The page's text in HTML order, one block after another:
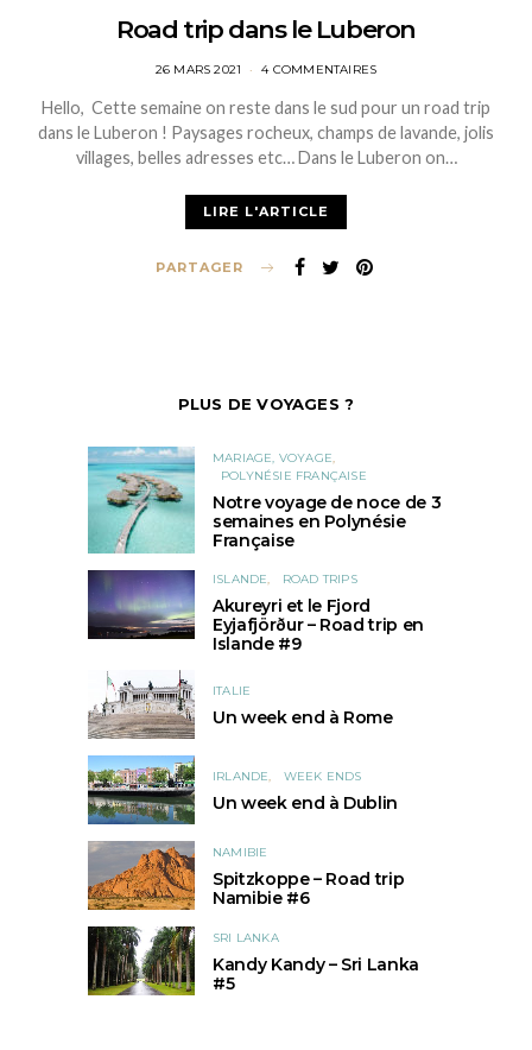
Road trip dans le Luberon
POSTED
26 MARS 2021 4 COMMENTAIRES
Hello, Cette semaine on reste dans le sud pour un road trip
dans le Luberon ! Paysages rocheux, champs de lavande, jolis
villages, belles adresses etc… Dans le Luberon on…
LIRE L'ARTICLE
PARTAGER
PLUS DE VOYAGES ?
MARIAGE, VOYAGE
POLYNÉSIE FRANÇAISE
Notre voyage de noce de 3
semaines en Polynésie
Française
ISLANDE ROAD TRIPS
Akureyri et le Fjord
Eyjafjörður – Road trip en
Islande #9
ITALIE
Un week end à Rome
IRLANDE WEEK ENDS
Un week end à Dublin
NAMIBIE
Spitzkoppe – Road trip
Namibie #6
SRI LANKA
Kandy Kandy – Sri Lanka
#5